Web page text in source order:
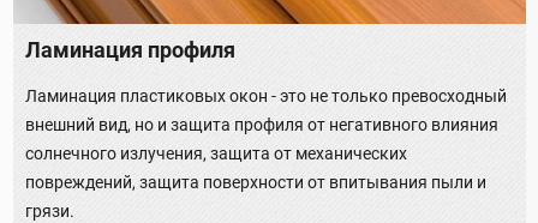
Ламинация профиля
Ламинация пластиковых окон - это не только превосходный
внешний вид, но и защита профиля от негативного влияния
солнечного излучения, защита от механических
повреждений, защита поверхности от впитывания пыли и
грязи.